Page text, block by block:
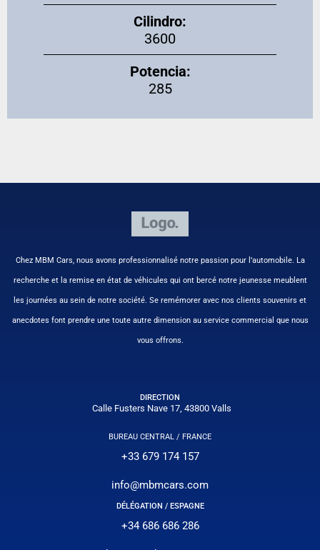
Cilindro:
3600
Potencia:
285
Chez MBM Cars, nous avons professionnalisé notre passion pour l’automobile. La
recherche et la remise en état de véhicules qui ont bercé notre jeunesse meublent
les journées au sein de notre société. Se remémorer avec nos clients souvenirs et
anecdotes font prendre une toute autre dimension au service commercial que nous
vous offrons.
DIRECTION
Calle Fusters Nave 17, 43800 Valls
BUREAU CENTRAL / FRANCE
+33 679 174 157
info@mbmcars.com
DÉLÉGATION / ESPAGNE
+34 686 686 286